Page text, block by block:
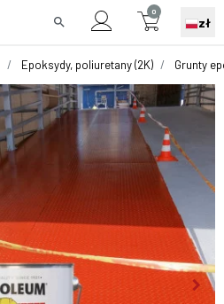
search
0
zł
Epoksydy, poliuretany (2K) Grunty
keyboard_arrow_right